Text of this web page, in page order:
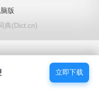
版
典(Dict.cn)
立即下载
立即下载